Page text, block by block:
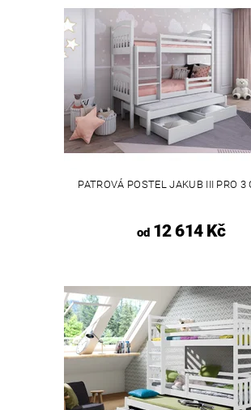
PATROVÁ POSTEL JAKUB III PRO 3
od12 614 Kč